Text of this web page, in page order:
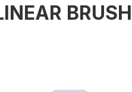
BRUSH